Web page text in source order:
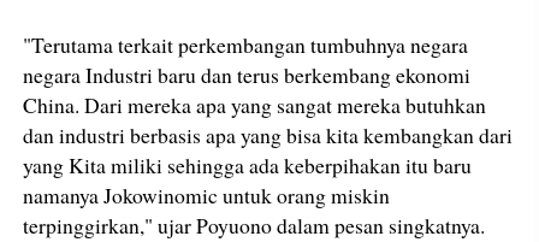
"Terutama terkait perkembangan tumbuhnya negara
negara Industri baru dan terus berkembang ekonomi
China. Dari mereka apa yang sangat mereka butuhkan
dan industri berbasis apa yang bisa kita kembangkan dari
yang Kita miliki sehingga ada keberpihakan itu baru
namanya Jokowinomic untuk orang miskin
terpinggirkan," ujar Poyuono dalam pesan singkatnya.